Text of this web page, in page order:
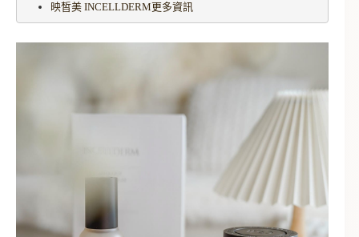
映皙美 INCELLDERM更多資訊